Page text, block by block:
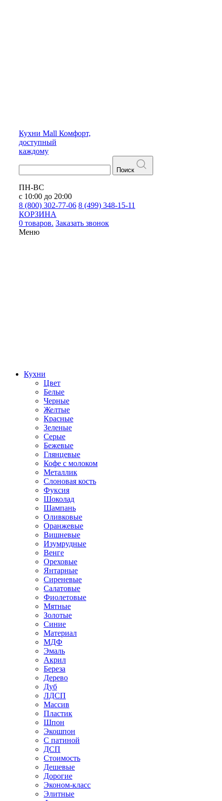
Кухни Mall Комфорт,
доступный
каждому
Поиск
ПН-ВС
с 10:00 до 20:00
8 (800) 302-77-06 8 (499) 348-15-11
КОРЗИНА
0 товаров. Заказать звонок
Меню
Кухни
Цвет
Белые
Черные
Желтые
Красные
Зеленые
Серые
Бежевые
Глянцевые
Кофе с молоком
Металлик
Слоновая кость
Фуксия
Шоколад
Шампань
Оливковые
Оранжевые
Вишневые
Изумрудные
Венге
Ореховые
Янтарные
Сиреневые
Салатовые
Фиолетовые
Мятные
Золотые
Синие
Материал
МДФ
Эмаль
Акрил
Береза
Дерево
Дуб
ЛДСП
Массив
Пластик
Шпон
Экошпон
С патиной
ДСП
Стоимость
Дешевые
Дорогие
Эконом-класс
Элитные